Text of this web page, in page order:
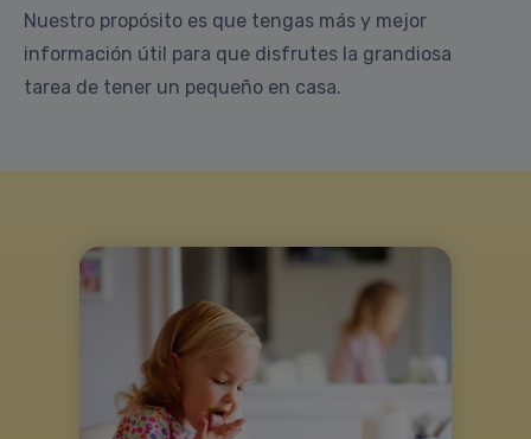
Nuestro propósito es que tengas más y mejor
información útil para que disfrutes la grandiosa
tarea de tener un pequeño en casa.